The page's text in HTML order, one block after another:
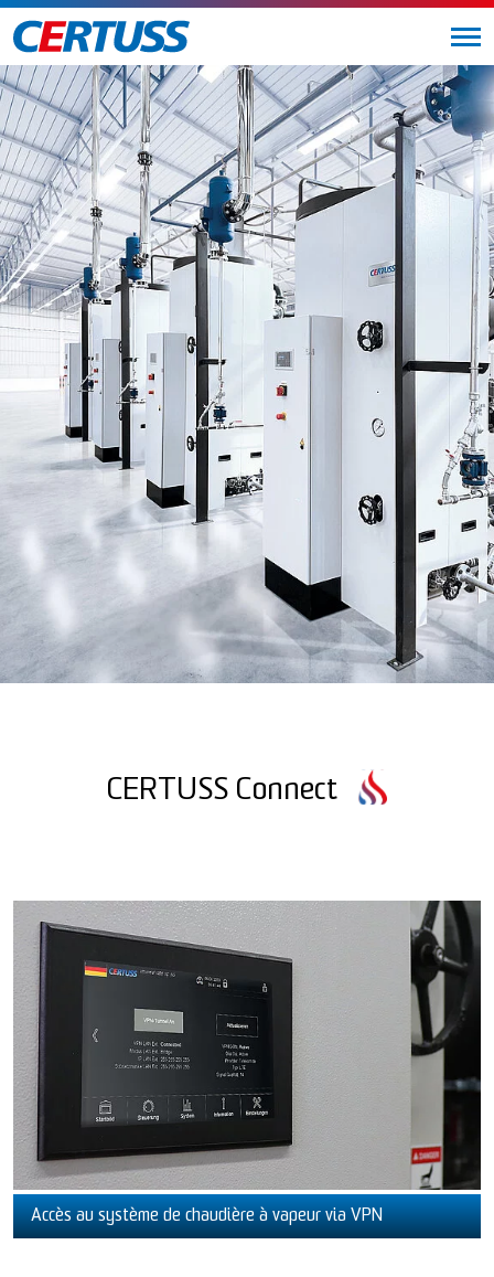
CERTUSS Connect
Accès au système de chaudière à vapeur via VPN